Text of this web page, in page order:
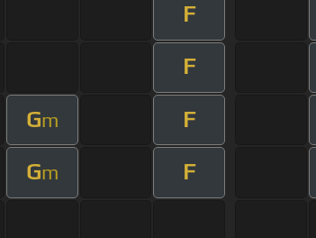
F
F
Gm F
Gm F